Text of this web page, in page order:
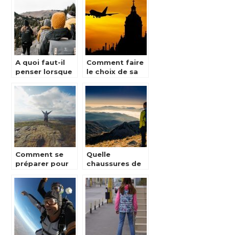
A quoi faut-il
penser lorsque
randonnée ?
Comment faire
le choix de sa
voyage?
Comment se
préparer pour
randonnée en
montagne ?
Quelle
chaussures de
choisir ?